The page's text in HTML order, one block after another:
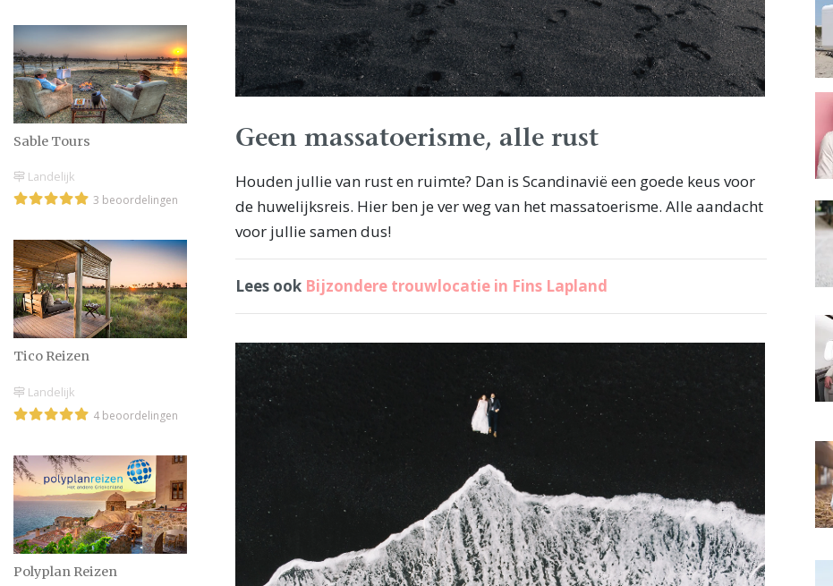
Sable Tours
Landelijk
3 beoordelingen
Tico Reizen
Landelijk
4 beoordelingen
Polyplan Reizen
Geen massatoerisme, alle rust
Houden jullie van rust en ruimte? Dan is Scandinavië een goede keus voor
de huwelijksreis. Hier ben je ver weg van het massatoerisme. Alle aandacht
voor jullie samen dus!
Lees ook Bijzondere trouwlocatie in Fins Lapland